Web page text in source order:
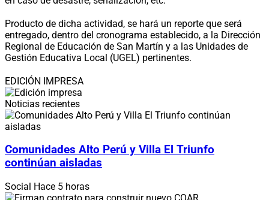
Producto de dicha actividad, se hará un reporte que será
entregado, dentro del cronograma establecido, a la Dirección
Regional de Educación de San Martín y a las Unidades de
Gestión Educativa Local (UGEL) pertinentes.
EDICIÓN IMPRESA
Noticias recientes
Comunidades Alto Perú y Villa El Triunfo
continúan aisladas
Social Hace 5 horas